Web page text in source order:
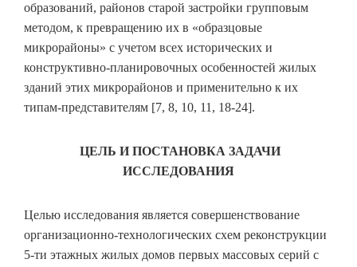
образований, районов старой застройки групповым
методом, к превращению их в «образцовые
микрорайоны» с учетом всех исторических и
конструктивно-планировочных особенностей жилых
зданий этих микрорайонов и применительно к их
типам-представителям [7, 8, 10, 11, 18-24].
ЦЕЛЬ И ПОСТАНОВКА ЗАДАЧИ
ИССЛЕДОВАНИЯ
Целью исследования является совершенствование
организационно-технологических схем реконструкции
5-ти этажных жилых домов первых массовых серий с